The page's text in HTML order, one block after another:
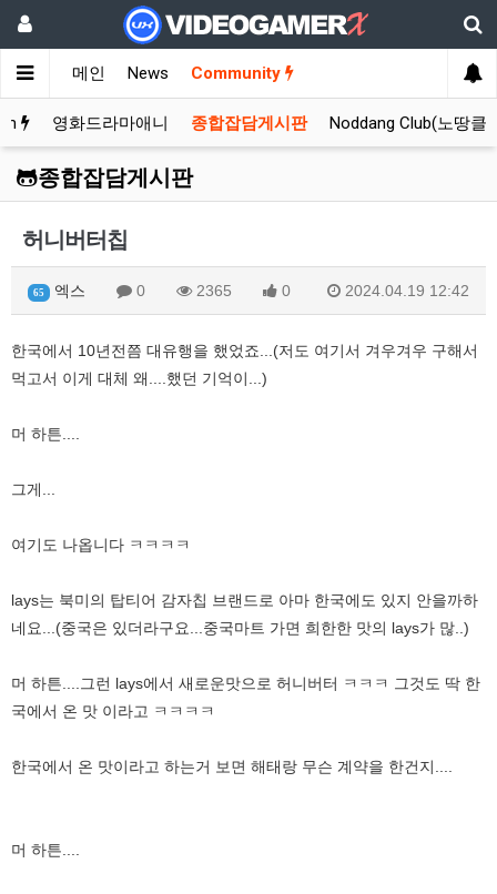
메인 News Community
영화드라마애니 종합잡담게시판 Noddang Club(노땅클
종합잡담게시판
허니버터칩
65 엑스 0 2365 0 2024.04.19 12:42
한국에서 10년전쯤 대유행을 했었죠...(저도 여기서 겨우겨우 구해서
먹고서 이게 대체 왜....했던 기억이...)
머 하튼....
그게...
여기도 나옵니다 ㅋㅋㅋㅋ
lays는 북미의 탑티어 감자칩 브랜드로 아마 한국에도 있지 안을까하
네요...(중국은 있더라구요...중국마트 가면 희한한 맛의 lays가 많..)
머 하튼....그런 lays에서 새로운맛으로 허니버터 ㅋㅋㅋ 그것도 딱 한
국에서 온 맛 이라고 ㅋㅋㅋㅋ
한국에서 온 맛이라고 하는거 보면 해태랑 무슨 계약을 한건지....
머 하튼....